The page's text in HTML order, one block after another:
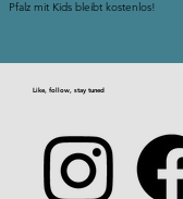
Pfalz mit Kids bleibt kostenlos!
Like, follow, stay tuned